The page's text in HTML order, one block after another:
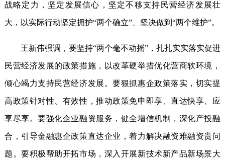
战略定力，坚定发展信心，坚定不移支持民营经济发展壮
大，以实际行动坚定拥护“两个确立”、坚决做到“两个维护”。
王新伟强调，要坚持“两个毫不动摇”，扎扎实实落实促进
民营经济发展的政策措施，以改革硬举措优化营商软环境，
倾心竭力支持民营经济发展。要狠抓惠企政策落实，切实提
高政策针对性、有效性，推动政策免申即享、直达快享、应
享尽享。要强化企业融资服务，健全增信机制，深化产投融
合，引导金融惠企政策直达企业，着力解决融资难融资贵问
题。要积极帮助开拓市场，深入开展新技术新产品新场景大